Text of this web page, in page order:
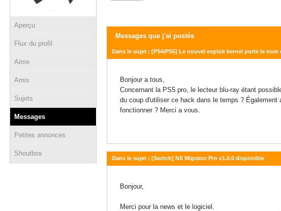
Aperçu
Flux du profil
Aime
Amis
Sujets
Messages
Petites annonces
Shoutbox
Messages que j'ai postés
Dans le sujet : [PS4/PS5] Le nouvel exploit kernel porte le nom
Bonjour a tous,
Concernant la PS5 pro, le lecteur blu-ray étant
du coup d'utiliser ce hack dans le temps ?
fonctionner ? Merci a vous.
Dans le sujet : [Switch] NX Migrator Pro v1.0.0 disponible
Bonjour,
Merci pour la news et le logiciel.